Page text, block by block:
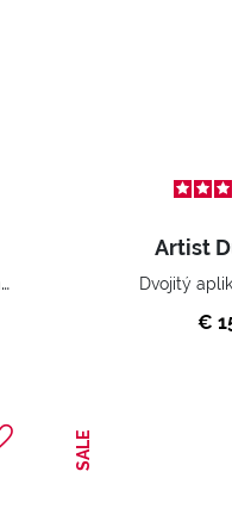
Automatická ceruzka na pery s extrémne dlhou trvácnosťou, wodoodolná.
Artist
Dvojitý
€
SALE